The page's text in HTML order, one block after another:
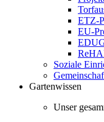
ETZ-
EU-
Soziale
Gartenwissen
Unser